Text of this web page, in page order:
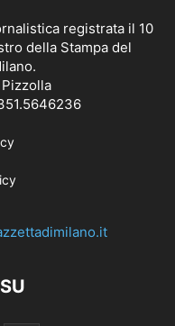
registrata il 10
della Stampa del